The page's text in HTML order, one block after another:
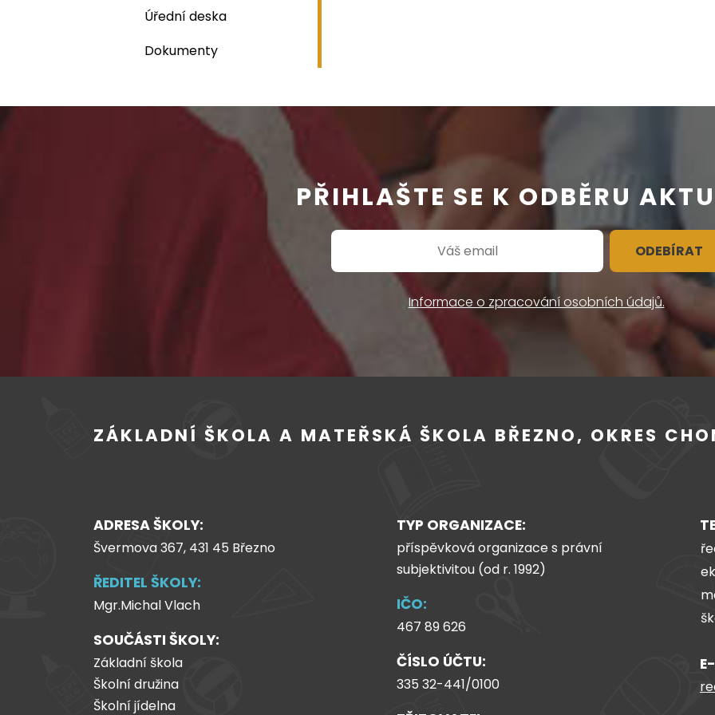
Úřední deska
Dokumenty
PŘIHLAŠTE SE K ODBĚRU
ODEBÍRAT
Informace o zpracování osobních údajů.
ZÁKLADNÍ ŠKOLA A MATEŘSKÁ ŠKOLA BŘEZNO, OKRES
ADRESA ŠKOLY:
Švermova 367, 431 45 Březno
ŘEDITEL ŠKOLY:
Mgr.Michal Vlach
SOUČÁSTI ŠKOLY:
Základní škola
Školní družina
Školní jídelna
TYP ORGANIZACE:
příspěvková organizace s právní
subjektivitou (od r. 1992)
IČO:
467 89 626
ČÍSLO ÚČTU:
335 32-441/0100